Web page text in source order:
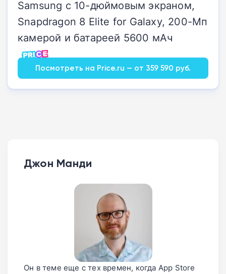
Samsung с 10-дюймовым экраном,
Snapdragon 8 Elite for Galaxy, 200-Мп
камерой и батареей 5600 мАч
Посмотреть на Price.ru — от 359 590 руб.
Джон Манди
Он в теме еще с тех времен, когда App Store